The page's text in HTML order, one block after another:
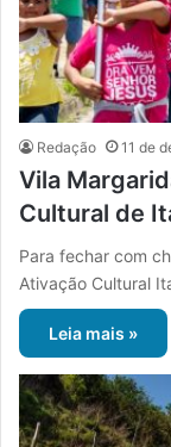
Redação 11 de
Vila
Cultural de
Para fechar com
Ativação Cultural
Leia mais »